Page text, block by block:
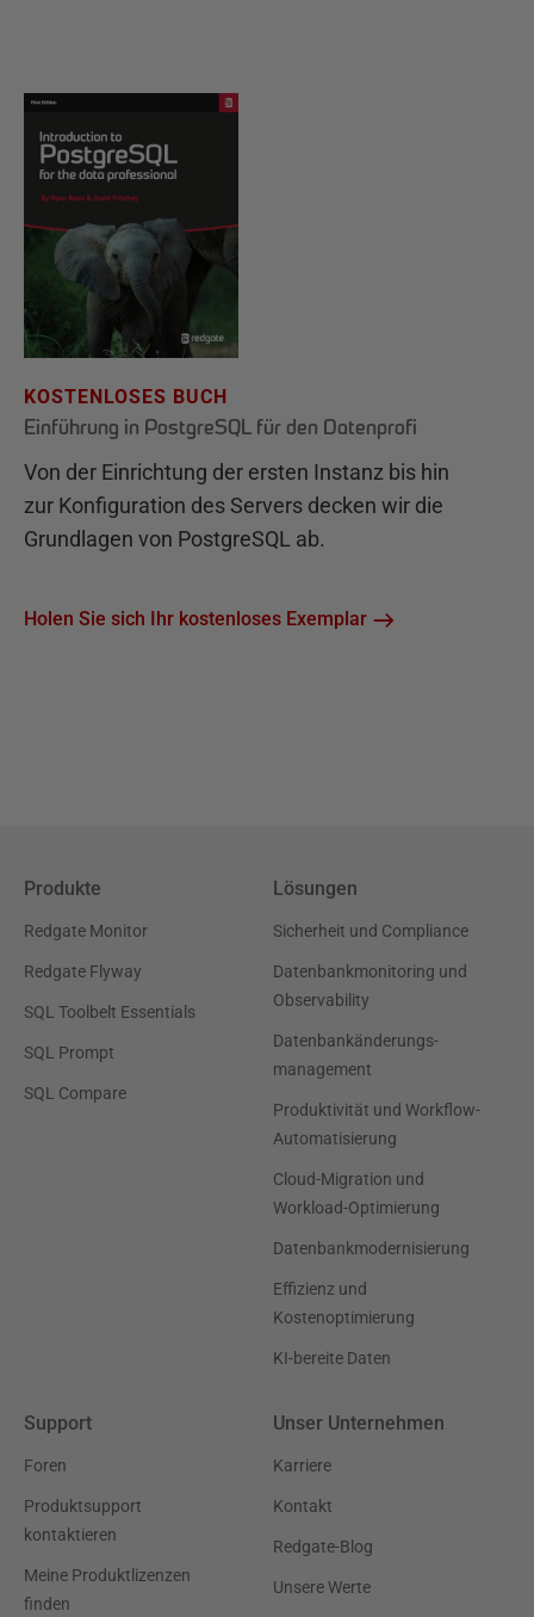
KOSTENLOSES BUCH
Einführung in PostgreSQL für den Datenprofi
Von der Einrichtung der ersten Instanz bis hin
zur Konfiguration des Servers decken wir die
Grundlagen von PostgreSQL ab.
Holen Sie sich Ihr kostenloses Exemplar
Produkte
Redgate Monitor
Redgate Flyway
SQL Toolbelt Essentials
SQL Prompt
SQL Compare
Lösungen
Sicherheit und Compliance
Datenbankmonitoring und
Observability
Datenbankänderungs-
management
Produktivität und Workflow-
Automatisierung
Cloud-Migration und
Workload-Optimierung
Datenbankmodernisierung
Effizienz und
Kostenoptimierung
KI-bereite Daten
Support
Foren
Produktsupport
kontaktieren
Meine Produktlizenzen
finden
Unser Unternehmen
Karriere
Kontakt
Redgate-Blog
Unsere Werte